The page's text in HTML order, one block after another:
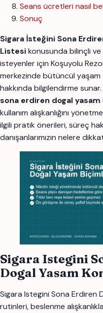
Seans ücretleri nasıl
Sonuç
Sigara İsteğini Sona
Listesikonusunda bilinçli
isteyenler için Koşuyolu
merkezinde bütüncül yaşam
hakkında bilgilendirme
sona erdiren dogal yasam
kullanım alışkanlığını
ilgili pratik önerileri, süreç
danışanlarımızın nelere
Sigara Istegini
Dogal Yasam
Sigara Istegini Sona Erdiren
rutinleri, beslenme